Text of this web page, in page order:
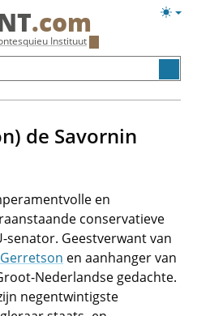
.com
Instituut
de Savornin
en
conservatieve
senator. Geestverwant van
Gerretson en aanhanger van
Nederlandse gedachte.
negentwintigste